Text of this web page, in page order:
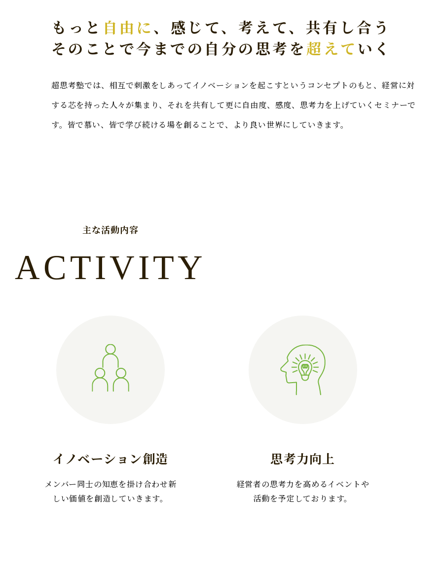
もっと 自由に、感じて、考えて、共有し合う
そのことで今までの自分の思考を超えていく
超思考塾では、相互で刺激をしあってイノベーションを起こすというコンセプトのもと、経営に対
する芯を持った人々が集まり、それを共有して更に自由度、感度、思考力を上げていくセミナーで
す。皆で慕い、皆で学び続ける場を創ることで、より良い世界にしていきます。
主な活動内容
ACTIVITY
イノベーション創造
メンバー同士の知恵を掛け合わせ新
しい価値を創造していきます。
思考力向上
経営者の思考力を高めるイベントや
活動を予定しております。